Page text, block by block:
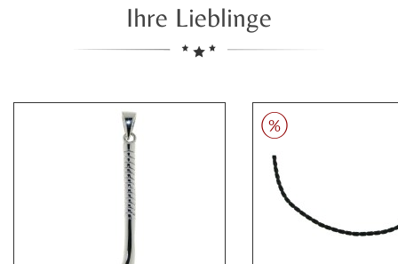
Ihre Lieblinge